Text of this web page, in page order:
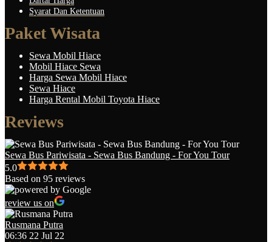
Syarat Dan Ketentuan
Paket Wisata
Sewa Mobil Hiace
Mobil Hiace Sewa
Harga Sewa Mobil Hiace
Sewa Hiace
Harga Rental Mobil Toyota Hiace
Reviews
Sewa Bus Pariwisata - Sewa Bus Bandung - For You Tour
5.0
Based on 95 reviews
review us on
Rusmana Putra
06:36 22 Jul 22